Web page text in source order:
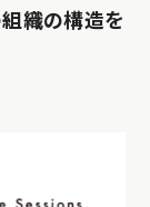
織の構造を